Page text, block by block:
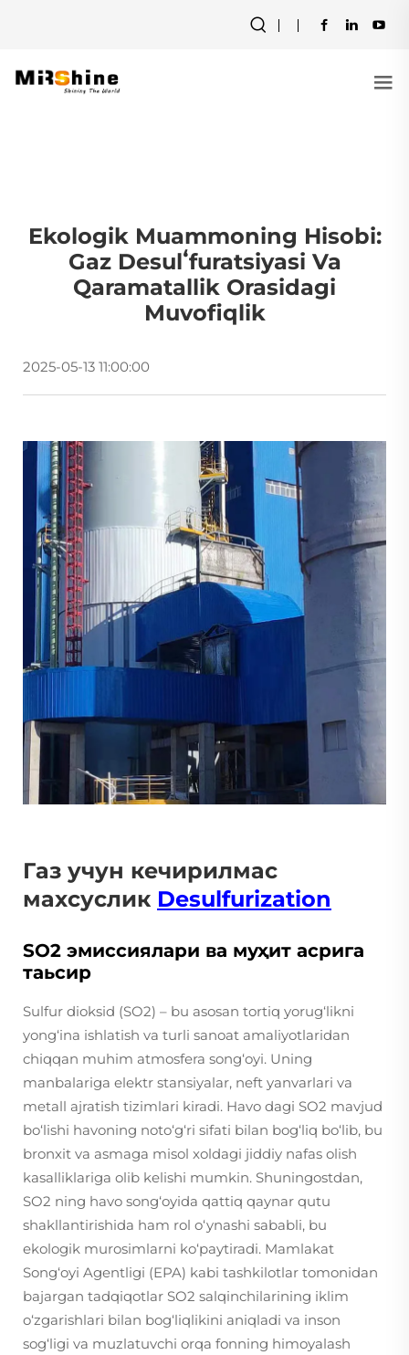
Ekologik Muammoning Hisobi:
Gaz Desulʻfuratsiyasi Va
Qaramatallik Orasidagi
Muvofiqlik
2025-05-13 11:00:00
Газ учун кечирилмас
махсуслик Desulfurization
SO2 эмиссиялари ва муҳит асрига
таьсир
Sulfur dioksid (SO2) – bu asosan tortiq yorug‘likni
yong‘ina ishlatish va turli sanoat amaliyotlaridan
chiqqan muhim atmosfera song‘oyi. Uning
manbalariga elektr stansiyalar, neft yanvarlari va
metall ajratish tizimlari kiradi. Havo dagi SO2 mavjud
bo‘lishi havoning noto‘g‘ri sifati bilan bog‘liq bo‘lib, bu
bronxit va asmaga misol xoldagi jiddiy nafas olish
kasalliklariga olib kelishi mumkin. Shuningostdan,
SO2 ning havo song‘oyida qattiq qaynar qutu
shakllantirishida ham rol o‘ynashi sababli, bu
ekologik murosimlarni ko‘paytiradi. Mamlakat
Song‘oyi Agentligi (EPA) kabi tashkilotlar tomonidan
bajargan tadqiqotlar SO2 salqinchilarining iklim
o‘zgarishlari bilan bog‘liqlikini aniqladi va inson
sog‘ligi va muzlatuvchi orqa fonning himoyalash